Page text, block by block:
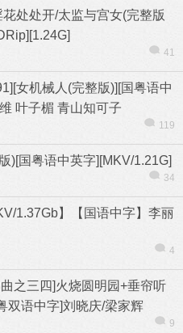
处处开/太监与宫女(完整版
41
女机械人(完整版)][国粤语中
叶子楣 青山知可子
119
)[国粤语中英字][MKV/1.21G]
34
1.37Gb】【国语中字】李丽
4
之三四]火烧圆明园+垂帘听
双语中字]刘晓庆/梁家辉
9